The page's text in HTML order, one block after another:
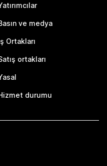
ve medya
Ortakları
ortakları
durumu